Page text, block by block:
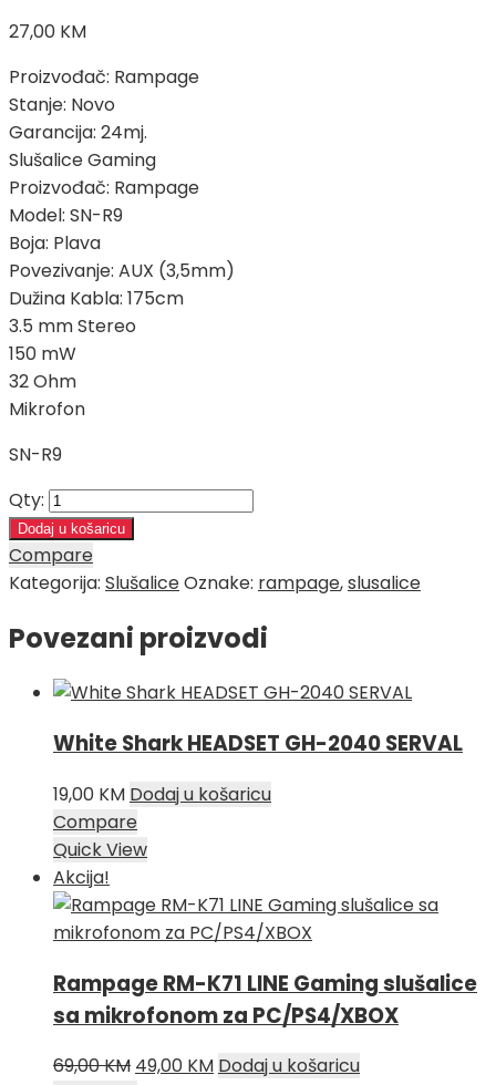
27,00 KM
Proizvođač: Rampage
Stanje: Novo
Garancija: 24mj.
Slušalice Gaming
Proizvođač: Rampage
Model: SN-R9
Boja: Plava
Povezivanje: AUX (3,5mm)
Dužina Kabla: 175cm
3.5 mm Stereo
150 mW
32 Ohm
Mikrofon
SN-R9
Qty:
Dodaj u košaricu
Compare
Kategorija: SlušaliceOznake: rampage,slusalice
Povezani proizvodi
White Shark HEADSET GH-2040 SERVAL
19,00 KM Dodaj u košaricu
Compare
Quick View
Akcija!
Rampage RM-K71 LINE Gaming slušalice
sa mikrofonom za PC/PS4/XBOX
69,00KM Izvorna
49,00 KMTrenutna
Dodaj u košaricu